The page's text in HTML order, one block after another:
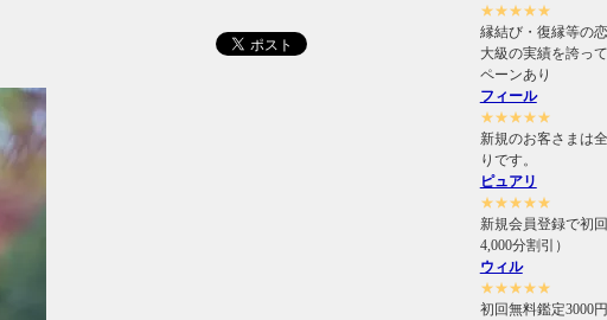
★★★★★
縁結び・復縁等の
大級の実績を誇っ
ペーンあり
フィール
★★★★★
新規のお客さまは
りです。
ピュアリ
★★★★★
新規会員登録で初
4,000分割引）
ウィル
★★★★★
初回無料鑑定3000